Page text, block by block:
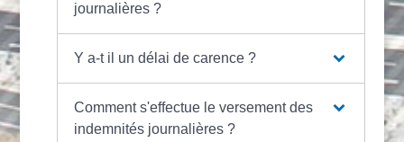
journalières ?
Y a-t il un délai de carence ?
Comment s'effectue le versement des
indemnités journalières ?